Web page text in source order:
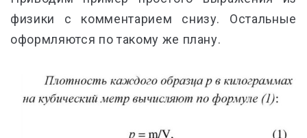
физики с комментарием снизу. Остальные
оформляются по такому же плану.